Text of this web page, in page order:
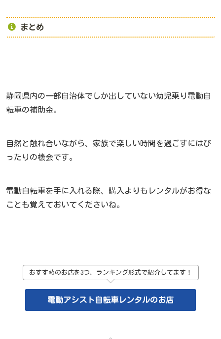
まとめ
静岡県内の一部自治体でしか出していない幼児乗り電動自
転車の補助金。
自然と触れ合いながら、家族で楽しい時間を過ごすにはぴ
ったりの機会です。
電動自転車を手に入れる際、購入よりもレンタルがお得な
ことも覚えておいてくださいね。
おすすめのお店を3つ、ランキング形式で紹介してます！
電動アシスト自転車レンタルのお店